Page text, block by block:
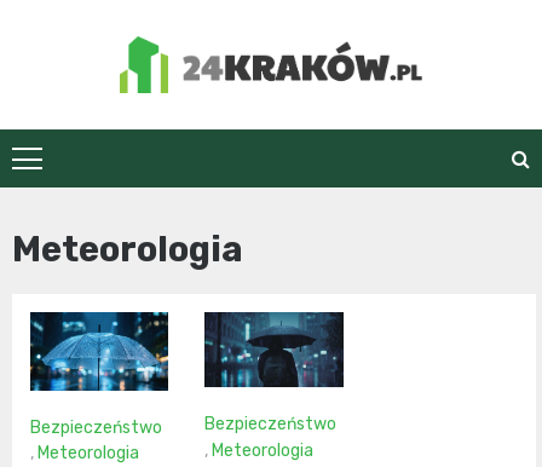
24Kraków.pl
Meteorologia
Bezpieczeństwo
,Meteorologia
Bezpieczeństwo
, Meteorologia